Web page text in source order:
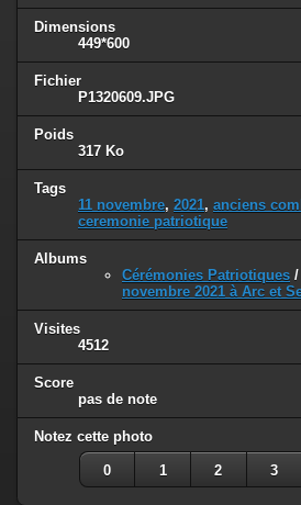
Dimensions
449*600
Fichier
P1320609.JPG
Poids
317 Ko
Tags
11 novembre, 2021, anciens
ceremonie patriotique
Albums
Cérémonies Patriotiques /
novembre 2021 à Arc et
Visites
4512
Score
pas de note
Notez cette photo
0 1 2 3